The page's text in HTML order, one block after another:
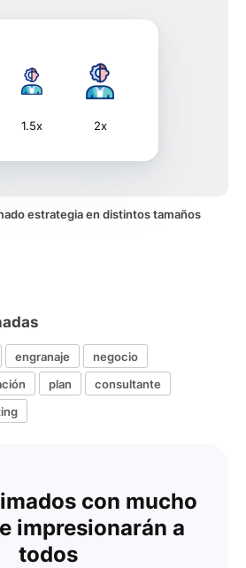
1.5x 2x
estrategia en distintos tamaños
engranaje
negocio
plan
consultante
con mucho
impresionarán a
todos